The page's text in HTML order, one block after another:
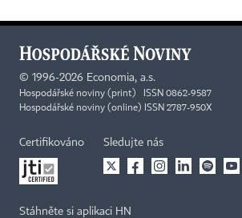
© 1996-2026 Economia, a.s.
Hospodářské noviny (print) ISSN 0862-9587
Hospodářské noviny (online) ISSN 2787-950X
Certifikováno Sledujte nás
Stáhněte si aplikaci HN